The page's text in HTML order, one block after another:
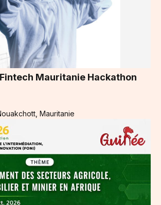
Mauritanie Hackathon
Mauritanie